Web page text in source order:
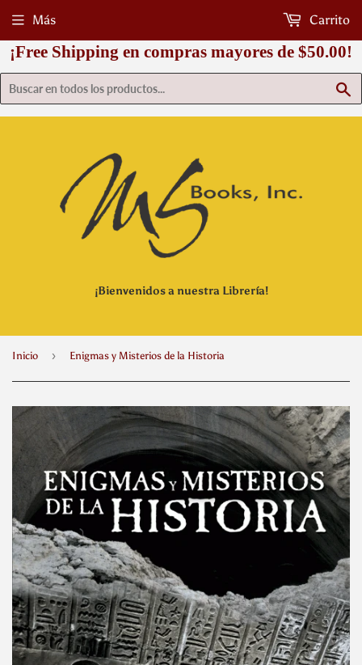
¡Free Shipping en compras mayores de $50.00!
¡Bienvenidos a nuestra Librería!
Más Carrito
Inicio › Enigmas y Misterios de la Historia